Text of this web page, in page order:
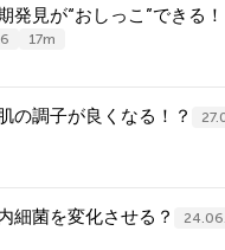
発見が“おしっこ”できる！
17m
の調子が良くなる！？
細菌を変化させる？